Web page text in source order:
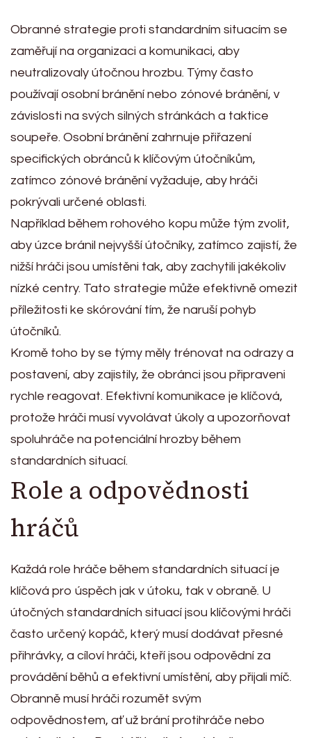
Obranné strategie proti standardním situacím se
zaměřují na organizaci a komunikaci, aby
neutralizovaly útočnou hrozbu. Týmy často
používají osobní bránění nebo zónové bránění, v
závislosti na svých silných stránkách a taktice
soupeře. Osobní bránění zahrnuje přiřazení
specifických obránců k klíčovým útočníkům,
zatímco zónové bránění vyžaduje, aby hráči
pokrývali určené oblasti.
Například během rohového kopu může tým zvolit,
aby úzce bránil nejvyšší útočníky, zatímco zajistí, že
nižší hráči jsou umístěni tak, aby zachytili jakékoliv
nízké centry. Tato strategie může efektivně omezit
příležitosti ke skórování tím, že naruší pohyb
útočníků.
Kromě toho by se týmy měly trénovat na odrazy a
postavení, aby zajistily, že obránci jsou připraveni
rychle reagovat. Efektivní komunikace je klíčová,
protože hráči musí vyvolávat úkoly a upozorňovat
spoluhráče na potenciální hrozby během
standardních situací.
Role a odpovědnosti
hráčů
Každá role hráče během standardních situací je
klíčová pro úspěch jak v útoku, tak v obraně. U
útočných standardních situací jsou klíčovými hráči
často určený kopáč, který musí dodávat přesné
přihrávky, a cíloví hráči, kteří jsou odpovědní za
provádění běhů a efektivní umístění, aby přijali míč.
Obranně musí hráči rozumět svým
odpovědnostem, ať už brání protihráče nebo